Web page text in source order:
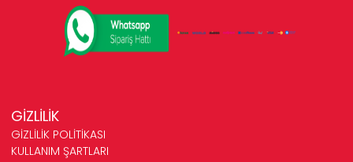
GİZLİLİK
GİZLİLİK POLİTİKASI
KULLANIM ŞARTLARI